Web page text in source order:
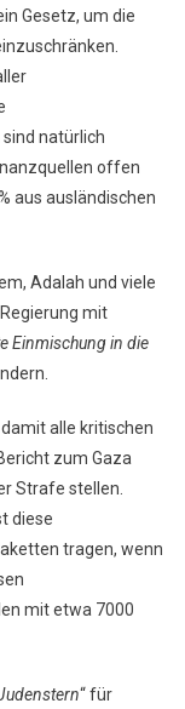
Gesetz, um die
natürlich
offen
aus ausländischen
Adalah und viele
mit
Einmischung in die
alle kritischen
zum Gaza
Strafe stellen.
diese
tragen, wenn
mit etwa 7000
“ für